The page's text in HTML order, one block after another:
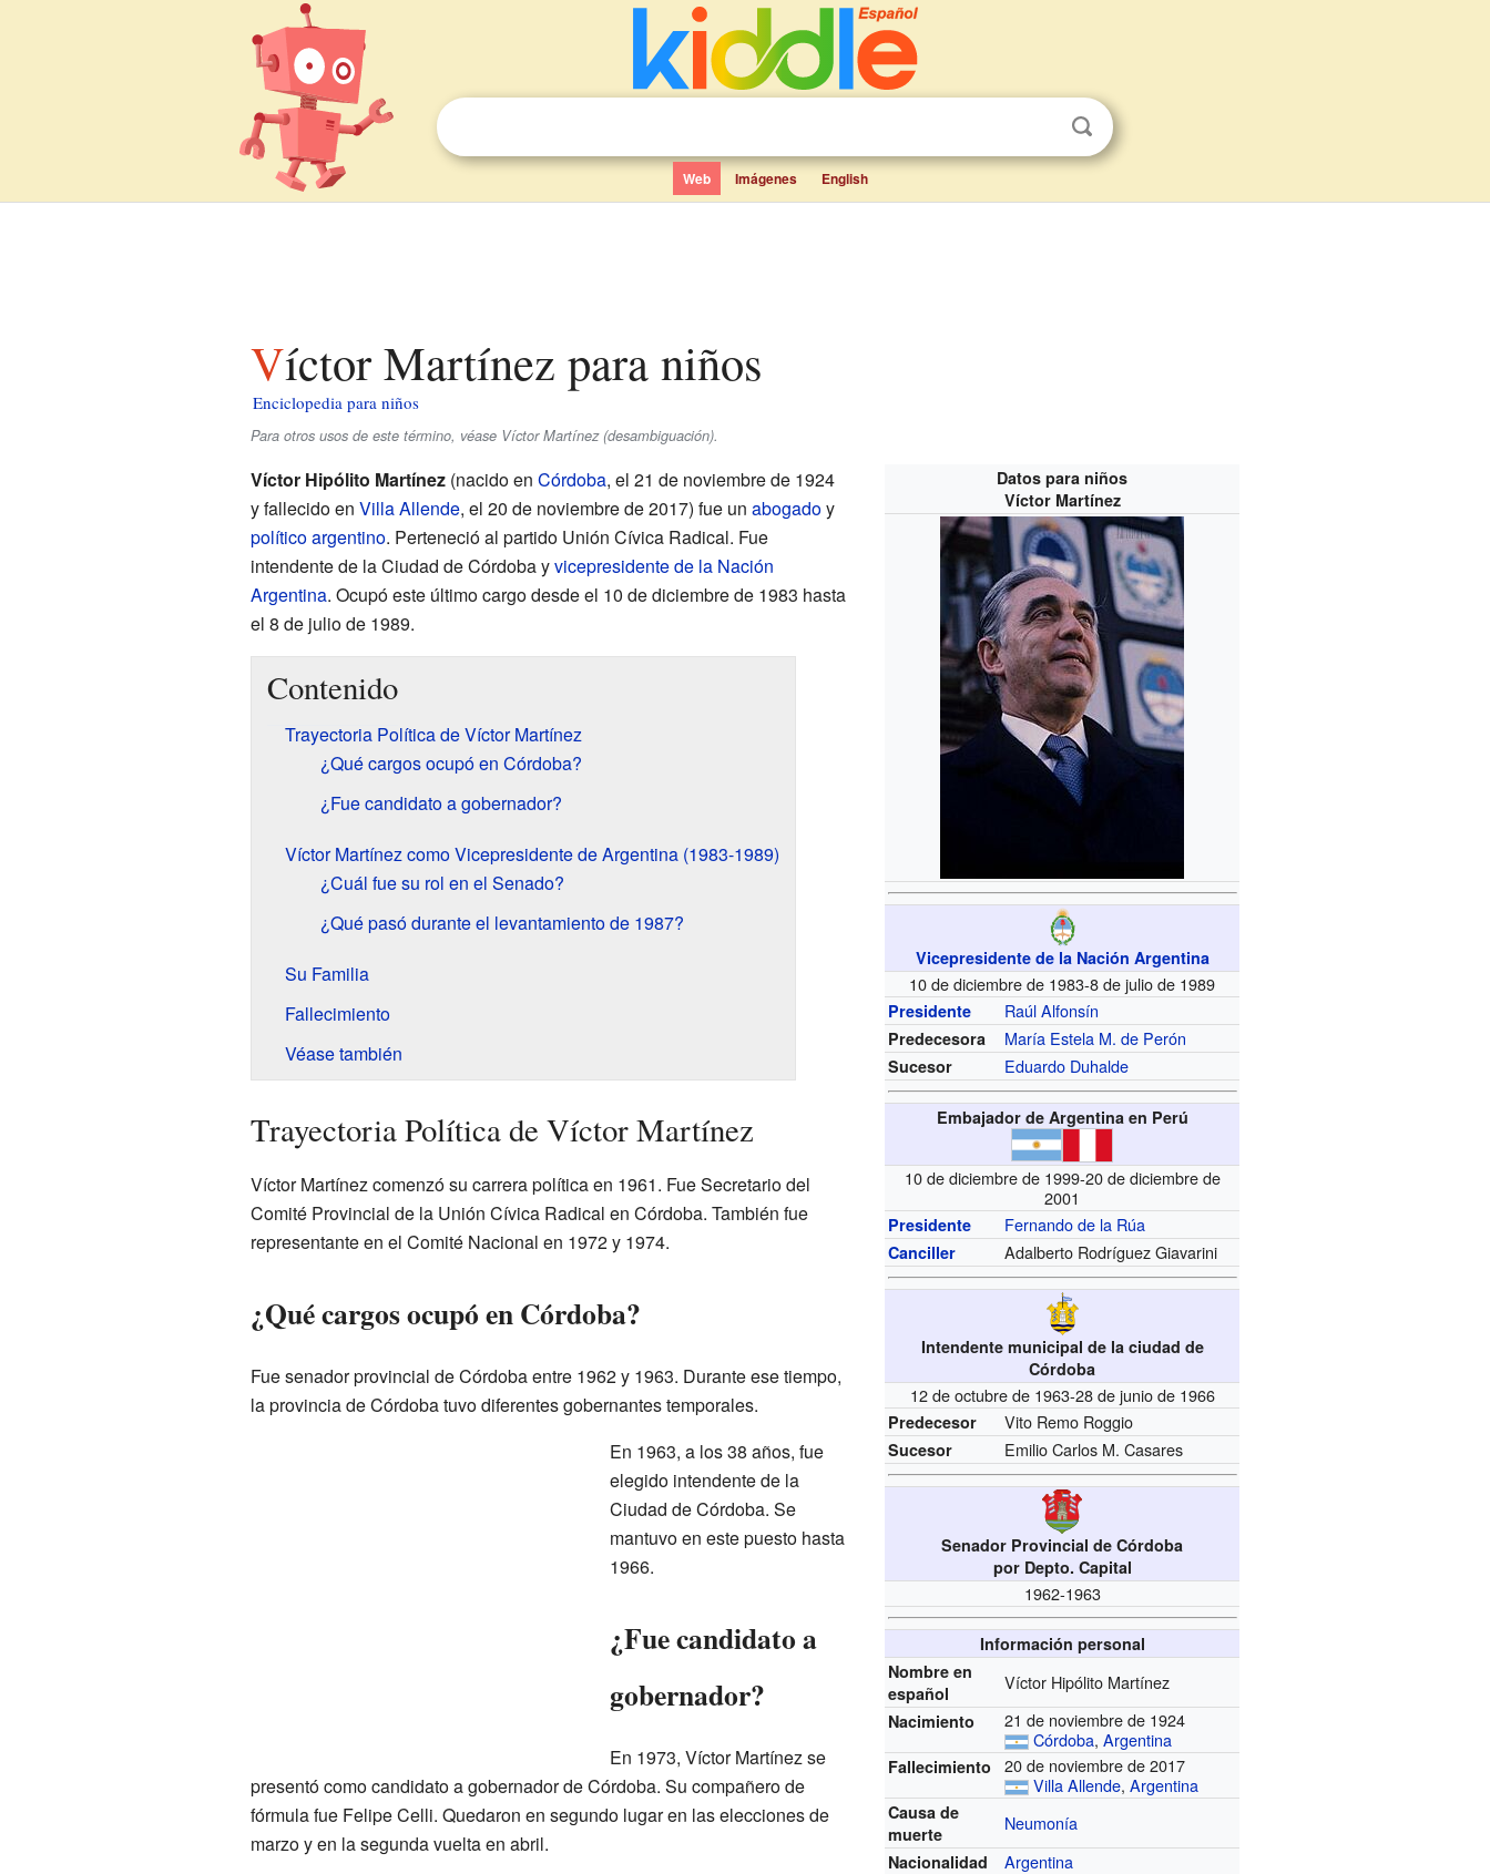
Web Imágenes English
Víctor Martínez para niños
Enciclopedia para niños
Para otros usos de este término, véase Víctor Martínez (desambiguación).
Datos para niños
Víctor Martínez
Vicepresidente de la Nación Argentina
10 de diciembre de 1983-8 de julio de 1989
Presidente Raúl Alfonsín
Predecesora María Estela M. de Perón
Sucesor Eduardo Duhalde
Embajador de Argentina en Perú
10 de diciembre de 1999-20 de diciembre de
2001
Presidente Fernando de la Rúa
Canciller Adalberto Rodríguez Giavarini
Intendente municipal de la ciudad de
Córdoba
12 de octubre de 1963-28 de junio de 1966
Predecesor Vito Remo Roggio
Sucesor Emilio Carlos M. Casares
Senador Provincial de Córdoba
por Depto. Capital
1962-1963
Información personal
Nombre en
español
Víctor Hipólito Martínez
Nacimiento
21 de noviembre de 1924
Córdoba,Argentina
Fallecimiento
20 de noviembre de 2017
Villa Allende,Argentina
Causa de
muerte
Neumonía
Nacionalidad Argentina
Víctor Hipólito Martínez(nacido en Córdoba, el 21 de noviembre de 1924
y fallecido en Villa Allende, el 20 de noviembre de 2017) fue un abogadoy
políticoargentino. Perteneció al partido Unión Cívica Radical. Fue
intendente de la Ciudad de Córdoba yvicepresidente de la Nación
Argentina. Ocupó este último cargo desde el 10 de diciembre de 1983 hasta
el 8 de julio de 1989.
Contenido
Trayectoria Política de Víctor Martínez
¿Qué cargos ocupó en Córdoba?
¿Fue candidato a gobernador?
Víctor Martínez como Vicepresidente de Argentina (1983-1989)
¿Cuál fue su rol en el Senado?
¿Qué pasó durante el levantamiento de 1987?
Su Familia
Fallecimiento
Véase también
Trayectoria Política de Víctor Martínez
Víctor Martínez comenzó su carrera política en 1961. Fue Secretario del
Comité Provincial de la Unión Cívica Radical en Córdoba. También fue
representante en el Comité Nacional en 1972 y 1974.
¿Qué cargos ocupó en Córdoba?
Fue senador provincial de Córdoba entre 1962 y 1963. Durante ese tiempo,
la provincia de Córdoba tuvo diferentes gobernantes temporales.
En 1963, a los 38 años, fue
elegido intendente de la
Ciudad de Córdoba. Se
mantuvo en este puesto hasta
1966.
¿Fue candidato a
gobernador?
En 1973, Víctor Martínez se
presentó como candidato a gobernador de Córdoba. Su compañero de
fórmula fue Felipe Celli. Quedaron en segundo lugar en las elecciones de
marzo y en la segunda vuelta en abril.